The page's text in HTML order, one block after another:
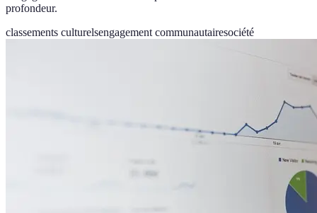
profondeur.
classements culturelsengagement communautairesociété